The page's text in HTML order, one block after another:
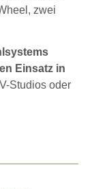
zwei
Einsatz in
Studios oder